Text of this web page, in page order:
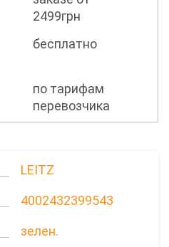
2499грн
бесплатно
по тарифам
перевозчика
LEITZ
4002432399543
зелен.